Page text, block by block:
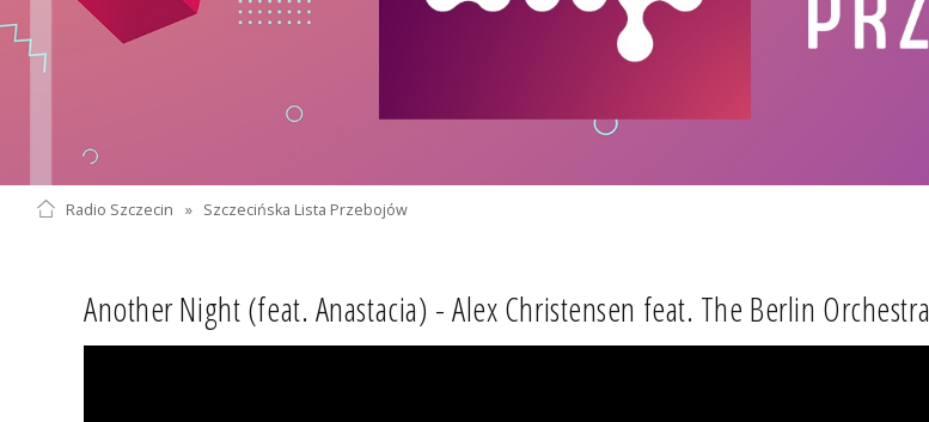
Radio Szczecin » Szczecińska Lista Przebojów
Another Night (feat. Anastacia) - Alex Christensen feat. The Berlin Orchestra